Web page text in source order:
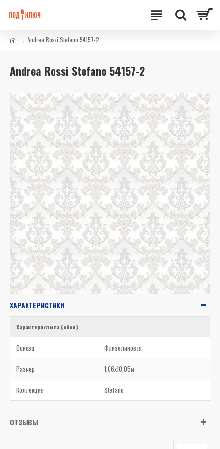
Andrea Rossi Stefano 54157-2
Andrea Rossi Stefano 54157-2
ХАРАКТЕРИСТИКИ
Характеристика (обои)
Основа Флизелиновая
Размер 1,06x10,05м
Коллекция Stefano
ОТЗЫВЫ